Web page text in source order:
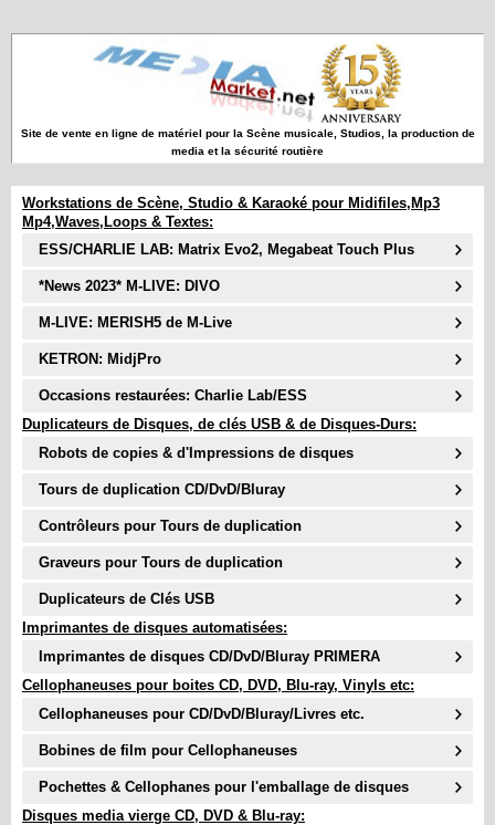
Site de vente en ligne de matériel pour la Scène musicale, Studios, la production de
media et la sécurité routière
Workstations de Scène, Studio & Karaoké pour Midifiles,Mp3
Mp4,Waves,Loops & Textes:
ESS/CHARLIE LAB: Matrix Evo2, Megabeat Touch Plus
*News 2023* M-LIVE: DIVO
M-LIVE: MERISH5 de M-Live
KETRON: MidjPro
Occasions restaurées: Charlie Lab/ESS
Duplicateurs de Disques, de clés USB & de Disques-Durs:
Robots de copies & d'Impressions de disques
Tours de duplication CD/DvD/Bluray
Contrôleurs pour Tours de duplication
Graveurs pour Tours de duplication
Duplicateurs de Clés USB
Imprimantes de disques automatisées:
Imprimantes de disques CD/DvD/Bluray PRIMERA
Cellophaneuses pour boites CD, DVD, Blu-ray, Vinyls etc:
Cellophaneuses pour CD/DvD/Bluray/Livres etc.
Bobines de film pour Cellophaneuses
Pochettes & Cellophanes pour l'emballage de disques
Disques media vierge CD, DVD & Blu-ray: